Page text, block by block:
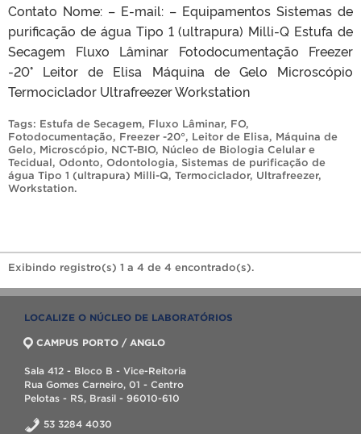
Contato Nome: – E-mail: – Equipamentos Sistemas de
purificação de água Tipo 1 (ultrapura) Milli-Q Estufa de
Secagem Fluxo Lâminar Fotodocumentação Freezer
-20° Leitor de Elisa Máquina de Gelo Microscópio
Termociclador Ultrafreezer Workstation
Tags: Estufa de Secagem, Fluxo Lâminar, FO,
Fotodocumentação, Freezer -20°, Leitor de Elisa, Máquina de
Gelo, Microscópio, NCT-BIO, Núcleo de Biologia Celular e
Tecidual, Odonto, Odontologia, Sistemas de purificação de
água Tipo 1 (ultrapura) Milli-Q, Termociclador, Ultrafreezer,
Workstation.
Exibindo registro(s) 1 a 4 de 4 encontrado(s).
LOCALIZE O NÚCLEO DE LABORATÓRIOS
CAMPUS PORTO / ANGLO
Sala 412 - Bloco B - Vice-Reitoria
Rua Gomes Carneiro, 01 - Centro
Pelotas - RS, Brasil - 96010-610
53 3284 4030